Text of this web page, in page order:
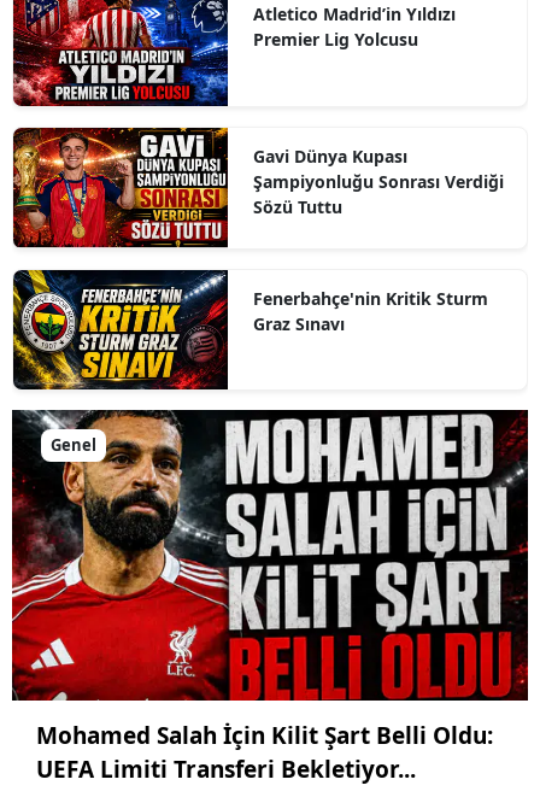
Atletico Madrid’in Yıldızı
Premier Lig Yolcusu
Gavi Dünya Kupası
Şampiyonluğu Sonrası Verdiği
Sözü Tuttu
Fenerbahçe'nin Kritik Sturm
Graz Sınavı
Genel
Mohamed Salah İçin Kilit Şart Belli Oldu:
UEFA Limiti Transferi Bekletiyor...